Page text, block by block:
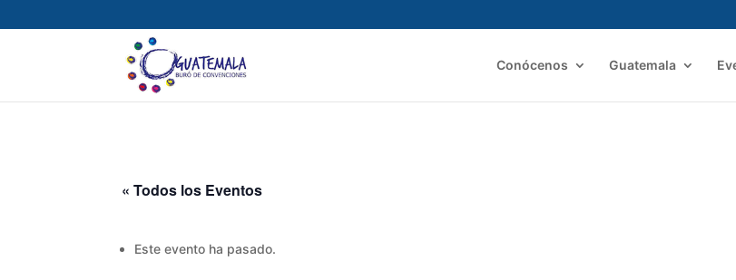
Conócenos Guatemala
« Todos los Eventos
Este evento ha pasado.